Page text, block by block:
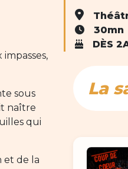
sous
naître
qui
et de la
30mn
DÈS
La